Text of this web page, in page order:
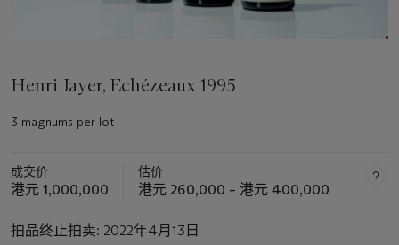
Henri Jayer, Echézeaux 1995
3 magnums per lot
成交价
港元 1,000,000
估价
港元 260,000 – 港元 400,000
拍品终止拍卖: 2022年4月13日